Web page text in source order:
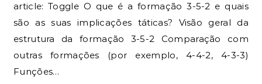
article: Toggle O que é a formação 3-5-2 e quais
são as suas implicações táticas? Visão geral da
estrutura da formação 3-5-2 Comparação com
outras formações (por exemplo, 4-4-2, 4-3-3)
Funções…